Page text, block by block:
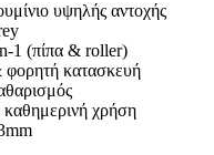
υψηλής αντοχής
1 (πίπα & roller)
κατασκευή
καθημερινή χρήση